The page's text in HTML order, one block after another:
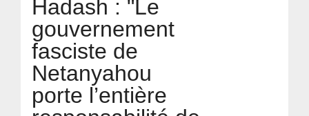
Hadash : "Le
gouvernement
fasciste de
Netanyahou
porte l’entière